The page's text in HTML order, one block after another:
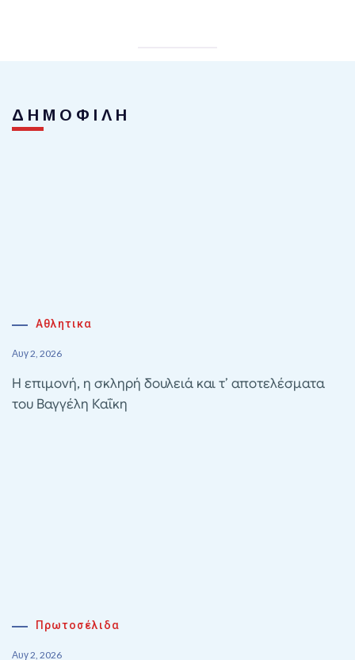
ΔΗΜΟΦΙΛΗ
Αθλητικα
Αυγ 2, 2026
Η επιμονή, η σκληρή δουλειά και τ’ αποτελέσματα
του Βαγγέλη Καΐκη
Πρωτοσέλιδα
Αυγ 2, 2026